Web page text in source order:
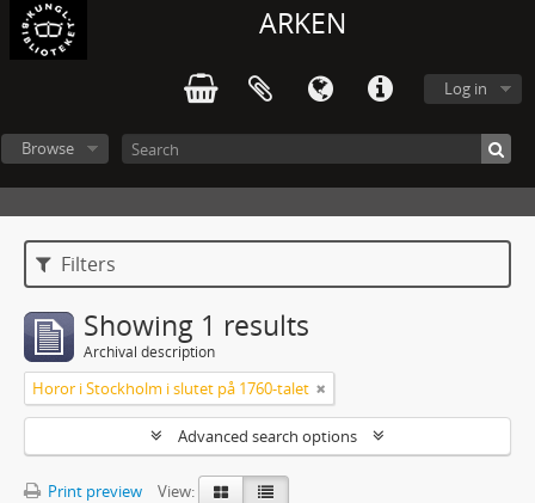
ARKEN
Log in
Browse
Filters
Showing 1 results
Archival description
Horor i Stockholm i slutet på 1760-talet
Advanced search options
Print preview
View: